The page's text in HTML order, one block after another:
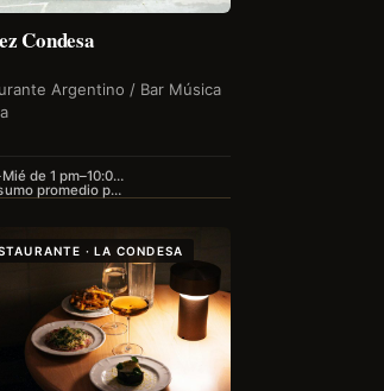
Condesa
Argentino / Bar Música
de 1 pm–10:0…
promedio p…
· LA CONDESA